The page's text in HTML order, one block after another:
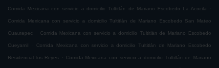
Comida Mexicana con servicio a domicilio Tultitlán de Mariano Escobedo La Acocila .
Comida Mexicana con servicio a domicilio Tultitlán de Mariano Escobedo San Mateo
Cuautepec . Comida Mexicana con servicio a domicilio Tultitlán de Mariano Escobedo
Cueyamil . Comida Mexicana con servicio a domicilio Tultitlán de Mariano Escobedo
Residencial los Reyes . Comida Mexicana con servicio a domicilio Tultitlán de Mariano